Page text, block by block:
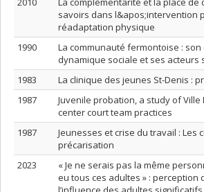
savoirs dans l&apos;intervention
réadaptation physique
1990
La communauté fermontoise :
dynamique sociale et ses acteurs
1983
La clinique des jeunes St-Denis :
1987
Juvenile probation, a study of
center court team practices
1987
Jeunesses et crise du travail : Les
précarisation
2023
« Je ne serais pas la même
eu tous ces adultes » : perception